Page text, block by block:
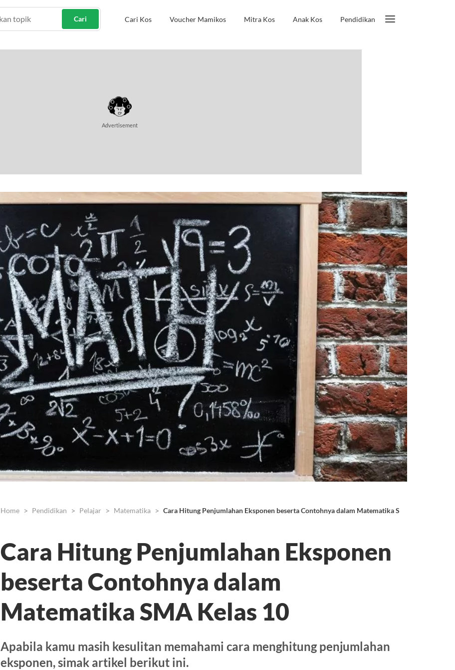
Cari Cari Kos Voucher Mamikos Mitra Kos Anak Kos Pendidikan
Advertisement
Home Pendidikan Pelajar Matematika Cara Hitung Penjumlahan Eksponen beserta Contohnya dalam Matematika SMA Kelas 10
Cara Hitung Penjumlahan Eksponen
beserta Contohnya dalam
Matematika SMA Kelas 10
Apabila kamu masih kesulitan memahami cara menghitung penjumlahan
eksponen, simak artikel berikut ini.